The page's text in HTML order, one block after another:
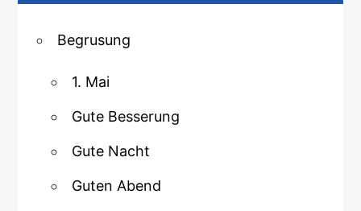
Begrusung
1. Mai
Gute Besserung
Gute Nacht
Guten Abend